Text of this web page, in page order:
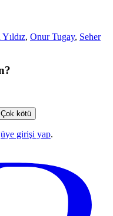
, Onur Tugay, Seher
Çok kötü
üye girişi yap.